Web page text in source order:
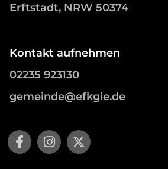
Erftstadt, NRW 50374
Kontakt aufnehmen
02235 923130
gemeinde@efkgie.de